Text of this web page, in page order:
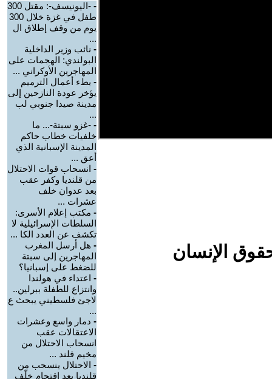
الإنسان
-
-اليونيسف-: مقتل 300
طفل في غزة خلال 300
يوم من وقف إطلاق ال
...
- نائب وزير الداخلية
البولندي: الهجمات على
المهاجرين الأوكراني ...
- بطء أعمال الترميم
يؤخر عودة النازحين إلى
مدينة صيدا جنوبي لب
...
- -غزو سبتة-... ما
خلفيات خطاب حاكم
المدينة الإسبانية الذي
أعق ...
- انسحاب قوات الاحتلال
من قلنديا وكفر عقب
بعد عدوان خلف
عشرات ...
- مكتب إعلام الأسرى:
السلطات الإسرائيلية لا
تكشف عن العدد الكا ...
- هل أرسل المغرب
المهاجرين إلى سبتة
للضغط على إسبانيا؟
- اعتداء في هولندا
وانتزاع للطفلة ببرلين..
لاجئ فلسطيني يبحث ع
...
- دمار واسع وعشرات
الاعتقالات عقب
انسحاب الاحتلال من
مخيم قلند ...
- الاحتلال ينسحب من
قلنديا بعد اقتحام خلّف